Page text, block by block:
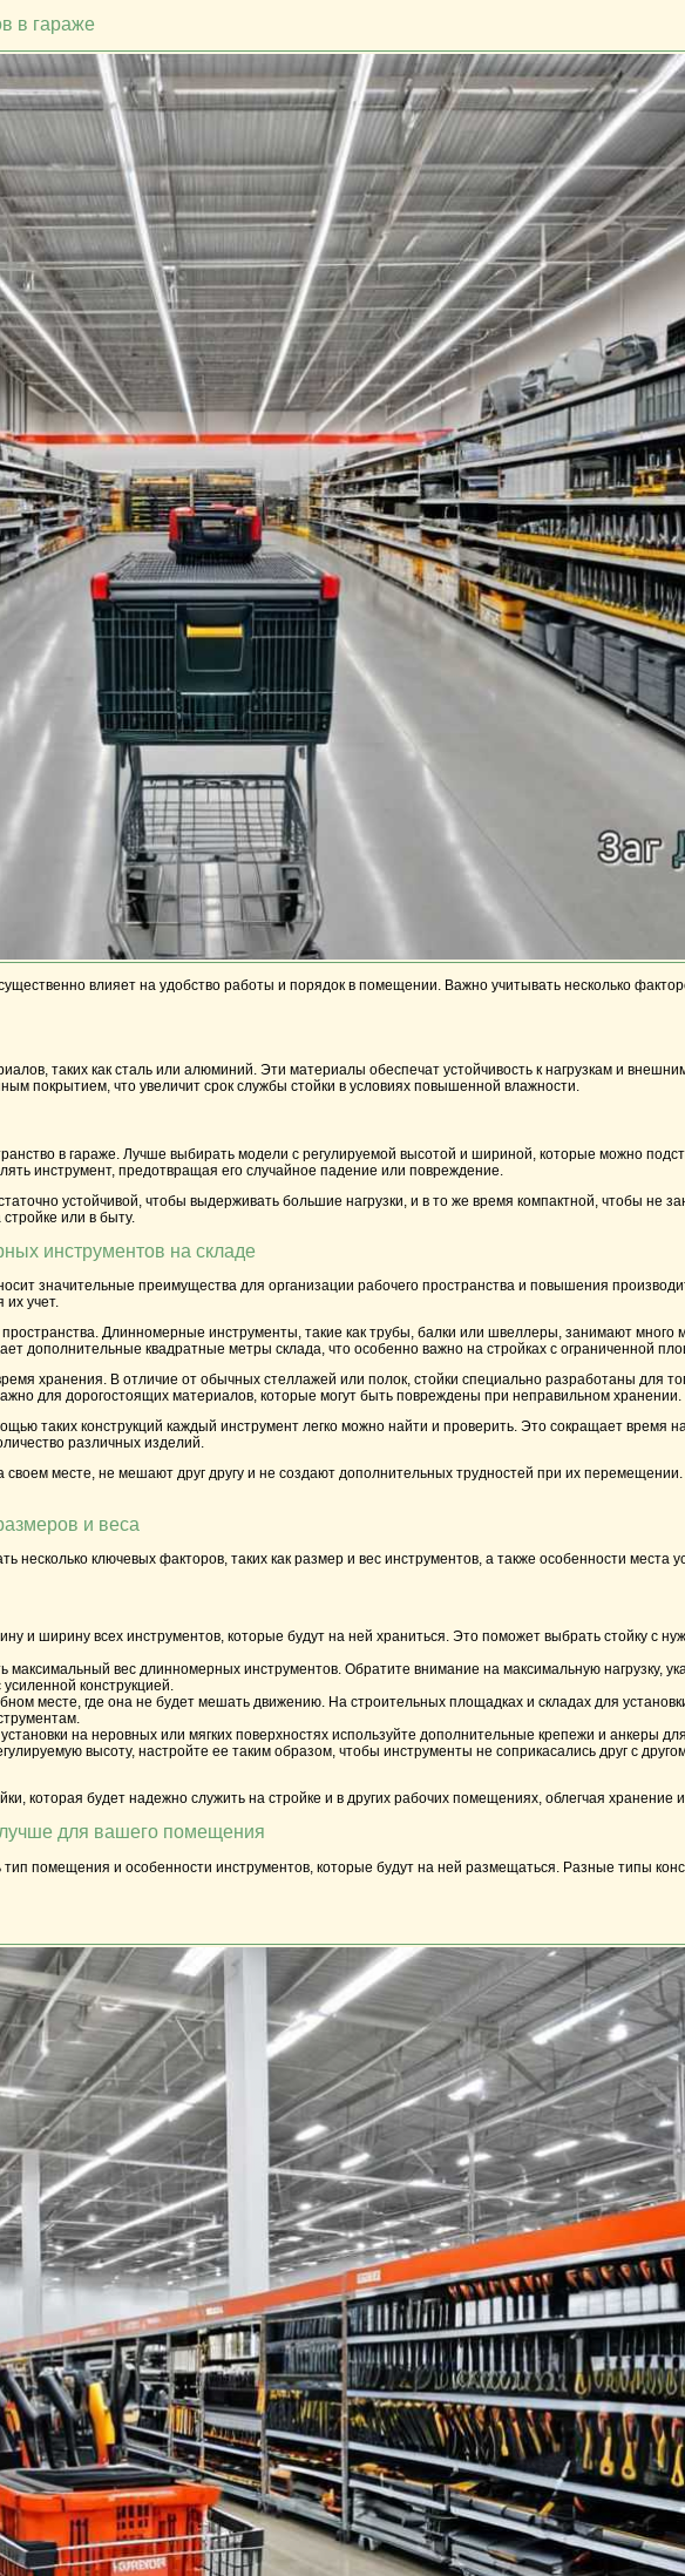
в гараже
влияет на удобство работы и порядок в помещении. Важно учитывать несколько
таких как сталь или алюминий. Эти материалы обеспечат устойчивость к нагрузкам и
покрытием, что увеличит срок службы стойки в условиях повышенной влажности.
в гараже. Лучше выбирать модели с регулируемой высотой и шириной, которые можно
инструмент, предотвращая его случайное падение или повреждение.
устойчивой, чтобы выдерживать большие нагрузки, и в то же время компактной, чтобы не
или в быту.
инструментов на складе
значительные преимущества для организации рабочего пространства и повышения
их учет.
Длинномерные инструменты, такие как трубы, балки или швеллеры, занимают много
дополнительные квадратные метры склада, что особенно важно на стройках с ограниченной
хранения. В отличие от обычных стеллажей или полок, стойки специально разработаны для
для дорогостоящих материалов, которые могут быть повреждены при неправильном хранении.
таких конструкций каждый инструмент легко можно найти и проверить. Это сокращает время
различных изделий.
месте, не мешают друг другу и не создают дополнительных трудностей при их
и веса
несколько ключевых факторов, таких как размер и вес инструментов, а также особенности места
и ширину всех инструментов, которые будут на ней храниться. Это поможет выбрать стойку с
максимальный вес длинномерных инструментов. Обратите внимание на максимальную нагрузку,
конструкцией.
месте, где она не будет мешать движению. На строительных площадках и складах для
на неровных или мягких поверхностях используйте дополнительные крепежи и анкеры
высоту, настройте ее таким образом, чтобы инструменты не соприкасались друг с
которая будет надежно служить на стройке и в других рабочих помещениях, облегчая хранение
для вашего помещения
тип помещения и особенности инструментов, которые будут на ней размещаться. Разные типы